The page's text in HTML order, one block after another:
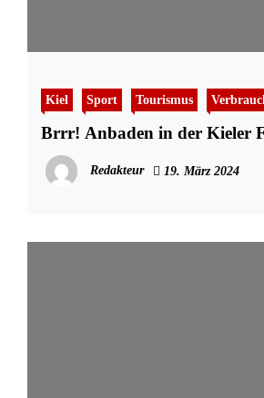
Kiel Sport Tourismus
Brrr! Anbaden in der Kieler
Redakteur 19. März 2024